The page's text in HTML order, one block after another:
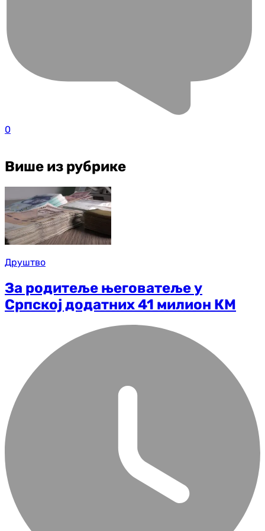
0
Више из рубрике
Друштво
За родитеље његоватеље у
Српској додатних 41 милион КМ